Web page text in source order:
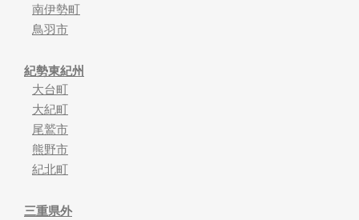
南伊勢町
鳥羽市
紀勢東紀州
大台町
大紀町
尾鷲市
熊野市
紀北町
三重県外